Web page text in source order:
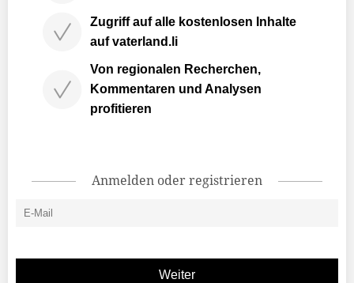
Zugriff auf alle kostenlosen Inhalte
auf vaterland.li
Von regionalen Recherchen,
Kommentaren und Analysen
profitieren
Anmelden oder registrieren